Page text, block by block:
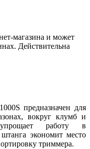
магазина и может
Действительна
предназначен для
вокруг клумб и
работу в
экономит место
триммера.